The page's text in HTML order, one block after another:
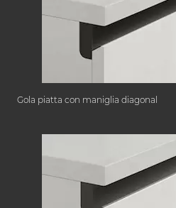
Gola piatta con maniglia diagonal